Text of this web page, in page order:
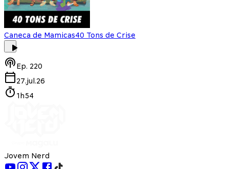
Caneca de Mamicas40 Tons de Crise
Ep. 220
27.jul.26
1h54
Jovem Nerd